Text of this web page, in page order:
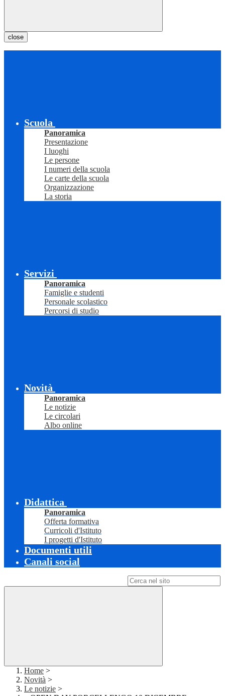
close
Scuola
Panoramica
Presentazione
I luoghi
Le persone
I numeri della scuola
Le carte della scuola
Organizzazione
La storia
Servizi
Panoramica
Famiglie e studenti
Personale scolastico
Percorsi di studio
Novità
Panoramica
Le notizie
Le circolari
Albo online
Didattica
Panoramica
Offerta formativa
Curricoli d'Istituto
I progetti d'Istituto
Documenti utili
Canali social
Home >
Novità >
Le notizie >